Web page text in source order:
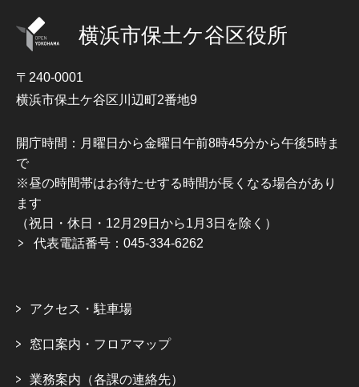
横浜市保土ケ谷区役所
〒240-0001
横浜市保土ケ谷区川辺町2番地9
開庁時間：月曜日から金曜日午前8時45分から午後5時ま
で
※昼の時間帯はお待たせする時間が長くなる場合があり
ます
（祝日・休日・12月29日から1月3日を除く）
代表電話番号：045-334-6262
アクセス・駐車場
窓口案内・フロアマップ
業務案内（各課の連絡先）